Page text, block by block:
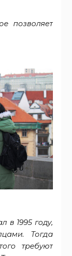
позволяет
в 1995 году,
Тогда
требуют